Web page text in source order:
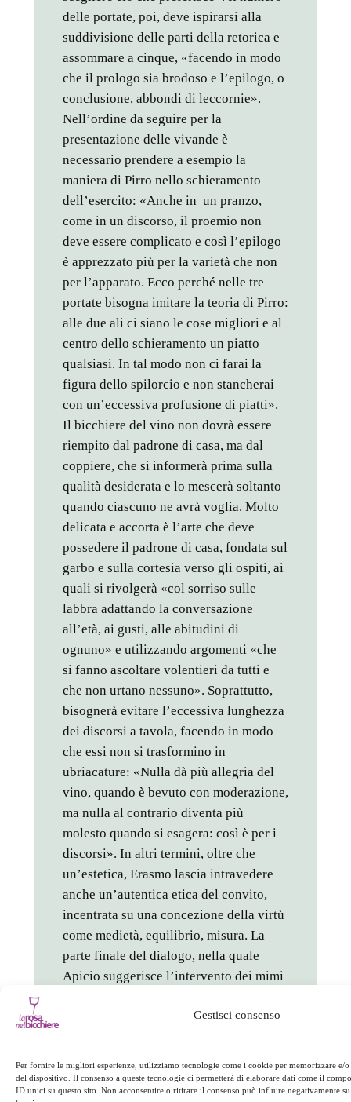
Gestisci consenso
Per fornire le migliori esperienze, utilizziamo tecnologie come i cookie per memorizzare e/
del dispositivo. Il consenso a queste tecnologie ci permetterà di elaborare dati come il
ID unici su questo sito. Non acconsentire o ritirare il consenso può influire negativamente
delle portate, poi, deve ispirarsi alla
suddivisione delle parti della retorica e
assommare a cinque, «facendo in modo
che il prologo sia brodoso e l’epilogo, o
conclusione, abbondi di leccornie».
Nell’ordine da seguire per la
presentazione delle vivande è
necessario prendere a esempio la
maniera di Pirro nello schieramento
dell’esercito: «Anche in un pranzo,
come in un discorso, il proemio non
deve essere complicato e così l’epilogo
è apprezzato più per la varietà che non
per l’apparato. Ecco perché nelle tre
portate bisogna imitare la teoria di Pirro:
alle due ali ci siano le cose migliori e al
centro dello schieramento un piatto
qualsiasi. In tal modo non ci farai la
figura dello spilorcio e non stancherai
con un’eccessiva profusione di piatti».
Il bicchiere del vino non dovrà essere
riempito dal padrone di casa, ma dal
coppiere, che si informerà prima sulla
qualità desiderata e lo mescerà soltanto
quando ciascuno ne avrà voglia. Molto
delicata e accorta è l’arte che deve
possedere il padrone di casa, fondata sul
garbo e sulla cortesia verso gli ospiti, ai
quali si rivolgerà «col sorriso sulle
labbra adattando la conversazione
all’età, ai gusti, alle abitudini di
ognuno» e utilizzando argomenti «che
si fanno ascoltare volentieri da tutti e
che non urtano nessuno». Soprattutto,
bisognerà evitare l’eccessiva lunghezza
dei discorsi a tavola, facendo in modo
che essi non si trasformino in
ubriacature: «Nulla dà più allegria del
vino, quando è bevuto con moderazione,
ma nulla al contrario diventa più
molesto quando si esagera: così è per i
discorsi». In altri termini, oltre che
un’estetica, Erasmo lascia intravedere
anche un’autentica etica del convito,
incentrata su una concezione della virtù
come medietà, equilibrio, misura. La
parte finale del dialogo, nella quale
Apicio suggerisce l’intervento dei mimi
tutti i commensali nell’universalità del
modo solenne, ripresa dalla cultura
popolare, che il “troppo stroppia”.